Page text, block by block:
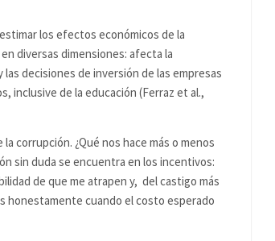
los efectos económicos de la
diversas dimensiones: afecta la
decisiones de inversión de las empresas
inclusive de la educación (Ferraz et al.,
la corrupción. ¿Qué nos hace más o menos
sin duda se encuentra en los incentivos:
de que me atrapen y, del castigo más
honestamente cuando el costo esperado